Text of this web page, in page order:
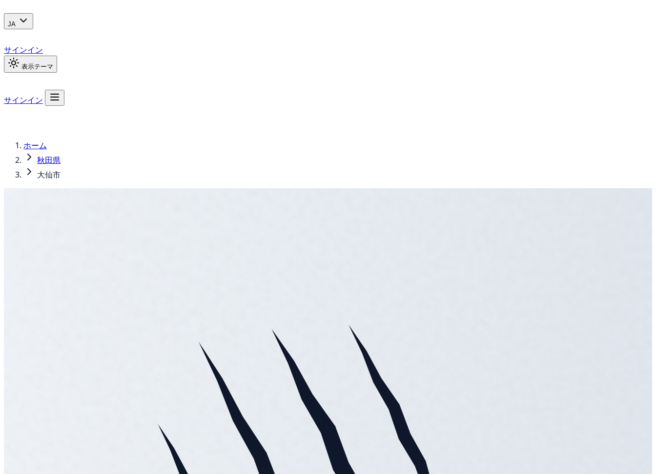
JA
サインイン
表示テーマ
サインイン
ホーム
秋田県
大仙市